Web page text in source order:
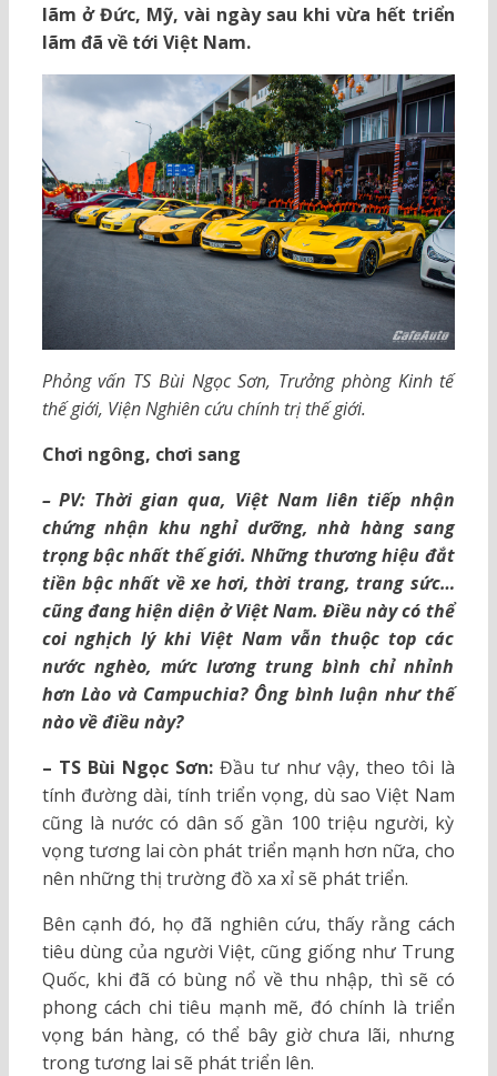
lãm ở Đức, Mỹ, vài ngày sau khi vừa hết triển
lãm đã về tới Việt Nam.
Phỏng vấn TS Bùi Ngọc Sơn, Trưởng phòng Kinh tế
thế giới, Viện Nghiên cứu chính trị thế giới.
Chơi ngông, chơi sang
– PV: Thời gian qua, Việt Nam liên tiếp nhận
chứng nhận khu nghỉ dưỡng, nhà hàng sang
trọng bậc nhất thế giới. Những thương hiệu đắt
tiền bậc nhất về xe hơi, thời trang, trang sức…
cũng đang hiện diện ở Việt Nam. Điều này có thể
coi nghịch lý khi Việt Nam vẫn thuộc top các
nước nghèo, mức lương trung bình chỉ nhỉnh
hơn Lào và Campuchia? Ông bình luận như thế
nào về điều này?
– TS Bùi Ngọc Sơn: Đầu tư như vậy, theo tôi là
tính đường dài, tính triển vọng, dù sao Việt Nam
cũng là nước có dân số gần 100 triệu người, kỳ
vọng tương lai còn phát triển mạnh hơn nữa, cho
nên những thị trường đồ xa xỉ sẽ phát triển.
Bên cạnh đó, họ đã nghiên cứu, thấy rằng cách
tiêu dùng của người Việt, cũng giống như Trung
Quốc, khi đã có bùng nổ về thu nhập, thì sẽ có
phong cách chi tiêu mạnh mẽ, đó chính là triển
vọng bán hàng, có thể bây giờ chưa lãi, nhưng
trong tương lai sẽ phát triển lên.